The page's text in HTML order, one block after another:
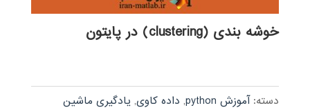
خوشه بندی (clustering) در پایتون
دسته:آموزش python , داده کاوی, یادگیری ماشین